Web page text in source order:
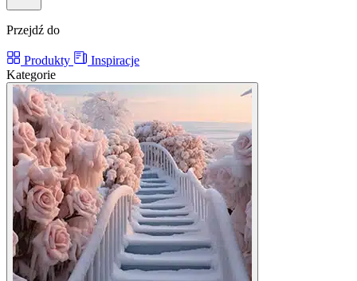
Przejdź do
Produkty
Inspiracje
Kategorie